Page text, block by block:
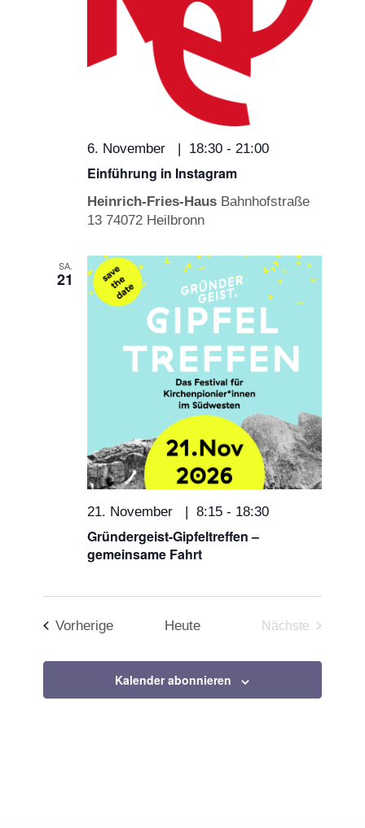
Einführung in Instagram
6. November | 18:30 - 21:00
Heinrich-Fries-Haus Bahnhofstraße
13 74072 Heilbronn
SA.
21
Gründergeist-Gipfeltreffen –
gemeinsame Fahrt
21. November | 8:15 - 18:30
VorherigeVeranstaltungen
Heute
Nächste
Kalender abonnieren